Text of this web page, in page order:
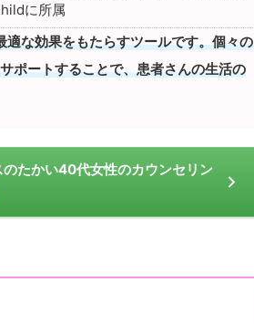
に所属
適な効果をもたらすツールです。個々の
ポートすることで、患者さんの生活の
たかい40代女性のカウンセリン